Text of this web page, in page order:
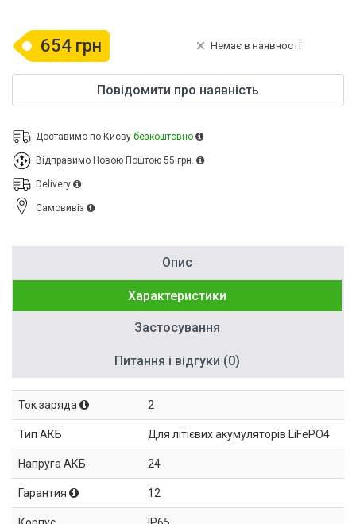
654 грн Немає в наявності
Повідомити про наявність
Доставимо по Києву безкоштовно
Відправимо Новою Поштою 55 грн.
Delivery
Cамовивіз
Опис
Характеристики
Застосування
Питання і відгуки (0)
Ток заряда 2
Тип АКБ Для літієвих акумуляторів LiFePO4
Напруга АКБ 24
Гарантия 12